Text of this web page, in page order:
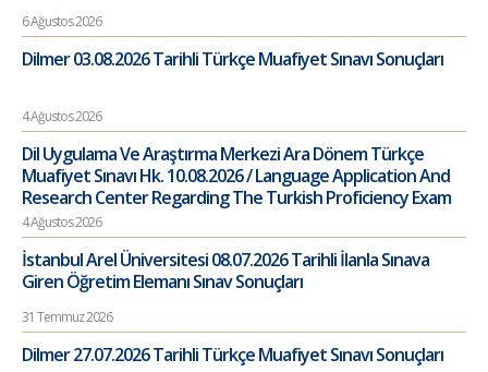
6 Ağustos 2026
Dilmer 03.08.2026 Tarihli Türkçe Muafiyet Sınavı Sonuçları
4 Ağustos 2026
Dil Uygulama Ve Araştırma Merkezi Ara Dönem Türkçe
Muafiyet Sınavı Hk. 10.08.2026 / Language Application And
Research Center Regarding The Turkish Proficiency Exam
4 Ağustos 2026
İstanbul Arel Üniversitesi 08.07.2026 Tarihli İlanla Sınava
Giren Öğretim Elemanı Sınav Sonuçları
31 Temmuz 2026
Dilmer 27.07.2026 Tarihli Türkçe Muafiyet Sınavı Sonuçları